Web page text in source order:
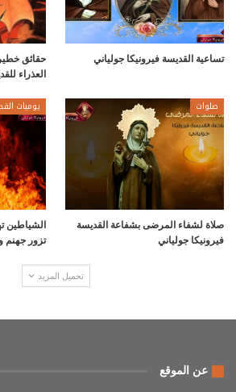
تساعية القديسة فيرونيكا جولياني
حقائق
العذراء
صلوات
صلاة لشفاء المرضى بشفاعة القديسة
فيرونيكا جولياني
الشياطين
تزور جهنم
تحميل المزيد
عن الموقع